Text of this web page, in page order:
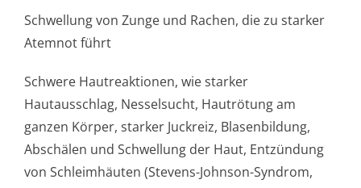
Schwellung von Zunge und Rachen, die zu starker
Atemnot führt
Schwere Hautreaktionen, wie starker
Hautausschlag, Nesselsucht, Hautrötung am
ganzen Körper, starker Juckreiz, Blasenbildung,
Abschälen und Schwellung der Haut, Entzündung
von Schleimhäuten (Stevens-Johnson-Syndrom,